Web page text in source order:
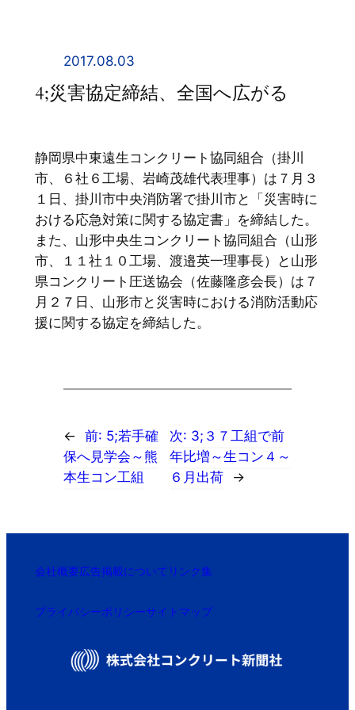
2017.08.03
4;災害協定締結、全国へ広がる
静岡県中東遠生コンクリート協同組合（掛川
市、６社６工場、岩崎茂雄代表理事）は７月３
１日、掛川市中央消防署で掛川市と「災害時に
おける応急対策に関する協定書」を締結した。
また、山形中央生コンクリート協同組合（山形
市、１１社１０工場、渡邉英一理事長）と山形
県コンクリート圧送協会（佐藤隆彦会長）は７
月２７日、山形市と災害時における消防活動応
援に関する協定を締結した。
← 前: 5;若手確
保へ見学会～熊
本生コン工組
次: 3;３７工組で前
年比増～生コン４～
６月出荷
→
会社概要広告掲載について リンク集
プライバシーポリシーサイトマップ